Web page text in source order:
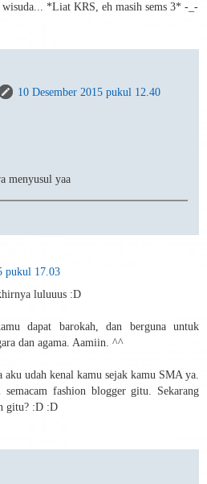
wisuda... *Liat KRS, eh masih sems 3* -_-
10 Desember 2015 pukul 12.40
menyusul yaa
pukul 17.03
luluuus :D
dapat barokah, dan berguna untuk
dan agama. Aamiin. ^^
aku udah kenal kamu sejak kamu SMA ya.
fashion blogger gitu. Sekarang
gitu? :D :D